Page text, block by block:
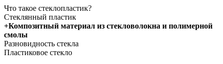
Что такое стеклопластик?
Стеклянный пластик
+Композитный материал из стекловолокна и полимерной
смолы
Разновидность стекла
Пластиковое стекло